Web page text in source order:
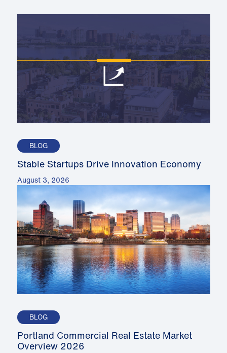
BLOG
Stable Startups Drive Innovation Economy
August 3, 2026
BLOG
Portland Commercial Real Estate Market
Overview 2026